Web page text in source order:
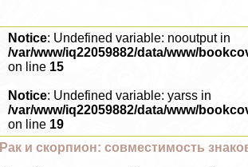
Notice: Undefined variable: nooutput in
/var/www/iq22059882/data/www/
on line 15
Notice: Undefined variable: yarss in
/var/www/iq22059882/data/www/
on line 19
Paк и скорпион: совместимость